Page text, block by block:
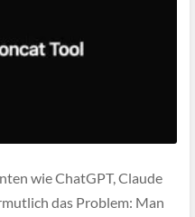
wie ChatGPT, Claude
das Problem: Man